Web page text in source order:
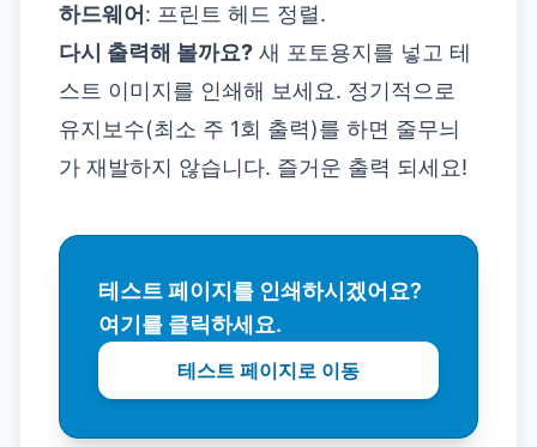
하드웨어 : 프린트 헤드 정렬.
다시 출력해 볼까요? 새 포토용지를 넣고 테
스트 이미지를 인쇄해 보세요. 정기적으로
유지보수(최소 주 1회 출력)를 하면 줄무늬
가 재발하지 않습니다. 즐거운 출력 되세요!
테스트 페이지를 인쇄하시겠어요?
여기를 클릭하세요.
테스트 페이지로 이동